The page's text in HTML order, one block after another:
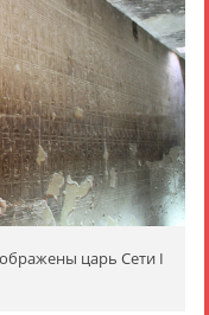
царь Сети I